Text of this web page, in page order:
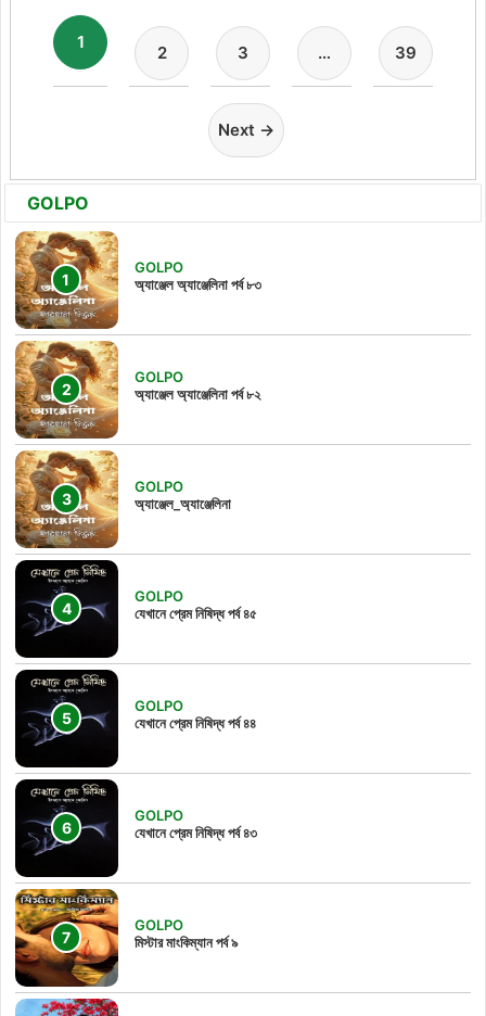
1
2 3 … 39
Next →
GOLPO
GOLPO
অ্যাঞ্জেল অ্যাঞ্জেলিনা পর্ব ৮৩
GOLPO
অ্যাঞ্জেল অ্যাঞ্জেলিনা পর্ব ৮২
GOLPO
অ্যাঞ্জেল_অ্যাঞ্জেলিনা
GOLPO
যেখানে প্রেম নিষিদ্ধ পর্ব ৪৫
GOLPO
যেখানে প্রেম নিষিদ্ধ পর্ব ৪৪
GOLPO
যেখানে প্রেম নিষিদ্ধ পর্ব ৪৩
GOLPO
মিস্টার মাংকিম্যান পর্ব ৯